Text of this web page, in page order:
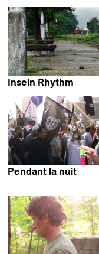
Insein Rhythm
Pendant la nuit